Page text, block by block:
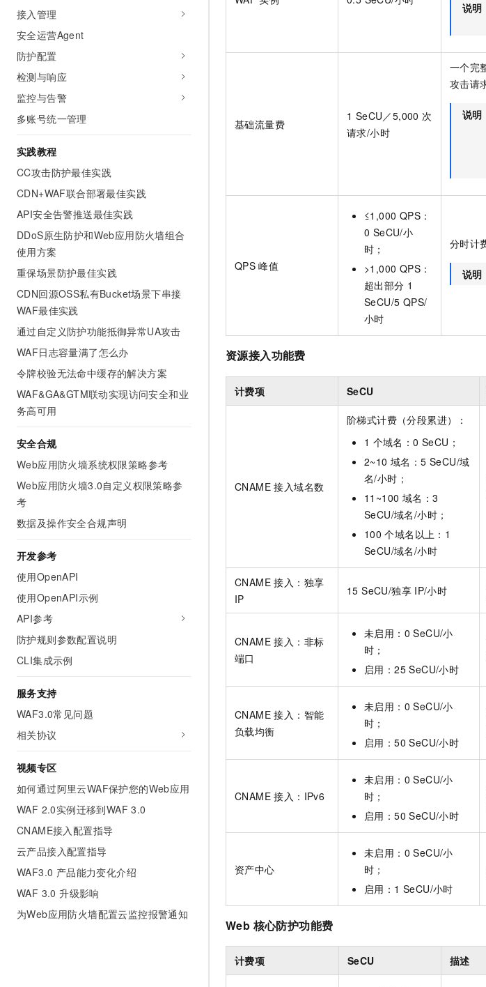
接入管理
安全运营Agent
防护配置
检测与响应
监控与告警
多账号统一管理
实践教程
CC攻击防护最佳实践
CDN+WAF联合部署最佳实践
API安全告警推送最佳实践
DDoS原生防护和Web应用防火墙组合
使用方案
重保场景防护最佳实践
CDN回源OSS私有Bucket场景下串接
WAF最佳实践
通过自定义防护功能抵御异常UA攻击
WAF日志容量满了怎么办
令牌校验无法命中缓存的解决方案
WAF&GA&GTM联动实现访问安全和业
务高可用
安全合规
Web应用防火墙系统权限策略参考
Web应用防火墙3.0自定义权限策略参
考
数据及操作安全合规声明
开发参考
使用OpenAPI
使用OpenAPI示例
API参考
防护规则参数配置说明
CLI集成示例
服务支持
WAF3.0常见问题
相关协议
视频专区
如何通过阿里云WAF保护您的Web应用
WAF 2.0实例迁移到WAF 3.0
CNAME接入配置指导
云产品接入配置指导
WAF3.0 产品能力变化介绍
WAF 3.0 升级影响
为Web应用防火墙配置云监控报警通知
说明
基础流量费
1 SeCU／5,000 次
请求/小时
一个完
攻击请
说明
QPS 峰值
≤1,000 QPS：
0 SeCU/小
时；
>1,000 QPS：
超出部分 1
SeCU/5 QPS/
小时
分时计
说明
资源接入功能费
计费项 SeCU
CNAME 接入域名数
阶梯式计费（分段累进）：
1 个域名：0 SeCU；
2~10 域名：5 SeCU/域
名/小时；
11~100 域名：3
SeCU/域名/小时；
100 个域名以上：1
SeCU/域名/小时
CNAME 接入：独享
IP
15 SeCU/独享 IP/小时
CNAME 接入：非标
端口
未启用：0 SeCU/小
时；
启用：25 SeCU/小时
CNAME 接入：智能
负载均衡
未启用：0 SeCU/小
时；
启用：50 SeCU/小时
CNAME 接入：IPv6
未启用：0 SeCU/小
时；
启用：50 SeCU/小时
资产中心
未启用：0 SeCU/小
时；
启用：1 SeCU/小时
Web 核心防护功能费
计费项 SeCU 描述
即刻拥有 DeepSeek-
专有云